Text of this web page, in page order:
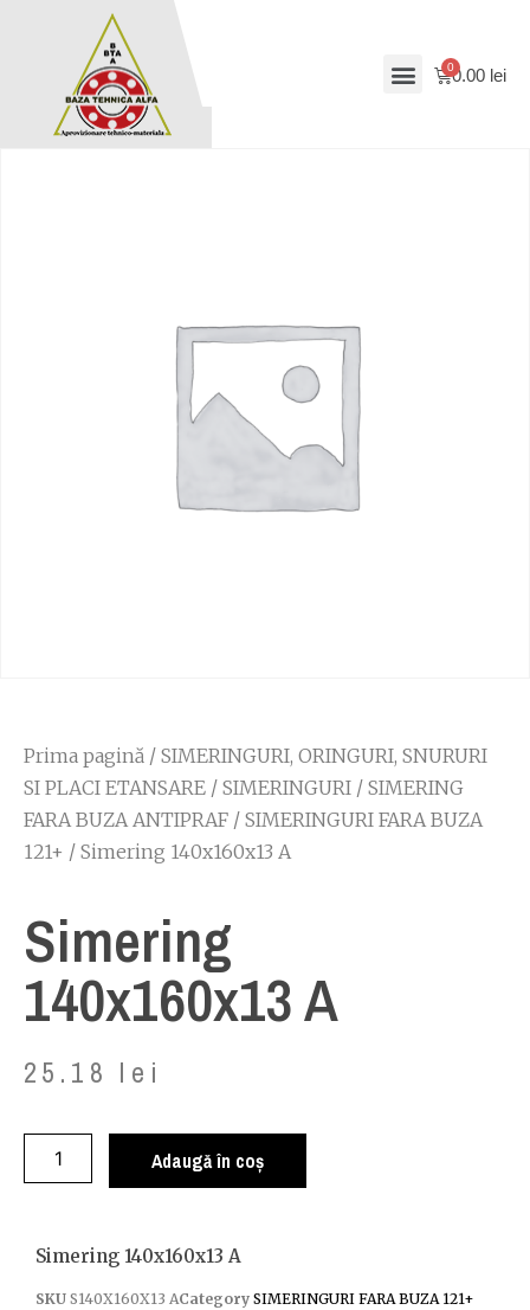
0.00 lei
Prima pagină / SIMERINGURI, ORINGURI, SNURURI
SI PLACI ETANSARE / SIMERINGURI / SIMERING
FARA BUZA ANTIPRAF / SIMERINGURI FARA BUZA
121+ / Simering 140x160x13 A
Simering
140x160x13 A
25.18 lei
Adaugă în coș
Simering 140x160x13 A
SKU S140X160X13 ACategory SIMERINGURI FARA BUZA 121+